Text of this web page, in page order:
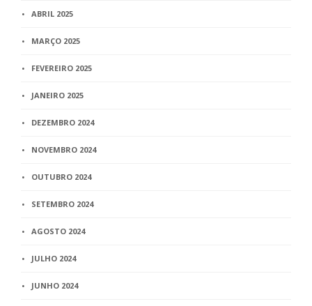
ABRIL 2025
MARÇO 2025
FEVEREIRO 2025
JANEIRO 2025
DEZEMBRO 2024
NOVEMBRO 2024
OUTUBRO 2024
SETEMBRO 2024
AGOSTO 2024
JULHO 2024
JUNHO 2024